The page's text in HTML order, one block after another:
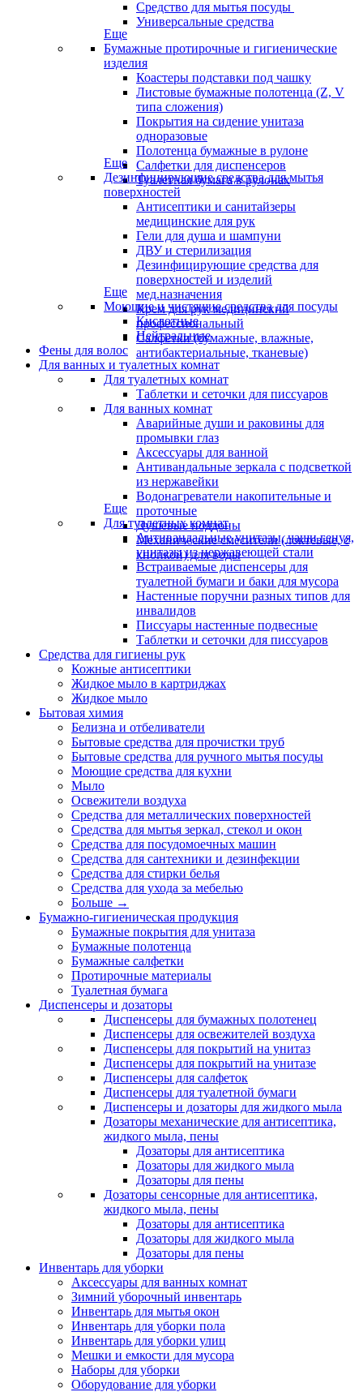
Средство для мытья посуды
Универсальные средства
Еще
Бумажные протирочные и гигиенические
изделия
Коастеры подставки под чашку
Листовые бумажные полотенца (Z, V
типа сложения)
Покрытия на сидение унитаза
одноразовые
Полотенца бумажные в рулоне
Салфетки для диспенсеров
Туалетная бумага в рулонах
Еще
Дезинфицирующие средства для мытья
поверхностей
Антисептики и санитайзеры
медицинские для рук
Гели для душа и шампуни
ДВУ и стерилизация
Дезинфицирующие средства для
поверхностей и изделий
мед.назначения
Крем для рук медицинский
профессиональный
Салфетки (бумажные, влажные,
антибактериальные, тканевые)
Еще
Моющие и чистящие средства для посуды
Кислотные
Нейтральные
Фены для волос
Для ванных и туалетных комнат
Для туалетных комнат
Таблетки и сеточки для писсуаров
Для ванных комнат
Аварийные души и раковины для
промывки глаз
Аксессуары для ванной
Антивандальные зеркала с подсветкой
из нержавейки
Водонагреватели накопительные и
проточные
Душевые поддоны
Механические смесители (локтевые, с
кнопкой) для воды
Еще
Для туалетных комнат
Антивандальные унитазы, чаши генуя,
унитазы из нержавеющей стали
Встраиваемые диспенсеры для
туалетной бумаги и баки для мусора
Настенные поручни разных типов для
инвалидов
Писсуары настенные подвесные
Таблетки и сеточки для писсуаров
Средства для гигиены рук
Кожные антисептики
Жидкое мыло в картриджах
Жидкое мыло
Бытовая химия
Белизна и отбеливатели
Бытовые средства для прочистки труб
Бытовые средства для ручного мытья посуды
Моющие средства для кухни
Мыло
Освежители воздуха
Средства для металлических поверхностей
Средства для мытья зеркал, стекол и окон
Средства для посудомоечных машин
Средства для сантехники и дезинфекции
Средства для стирки белья
Средства для ухода за мебелью
Больше →
Бумажно-гигиеническая продукция
Бумажные покрытия для унитаза
Бумажные полотенца
Бумажные салфетки
Протирочные материалы
Туалетная бумага
Диспенсеры и дозаторы
Диспенсеры для бумажных полотенец
Диспенсеры для освежителей воздуха
Диспенсеры для покрытий на унитаз
Диспенсеры для покрытий на унитазе
Диспенсеры для салфеток
Диспенсеры для туалетной бумаги
Диспенсеры и дозаторы для жидкого мыла
Дозаторы механические для антисептика,
жидкого мыла, пены
Дозаторы для антисептика
Дозаторы для жидкого мыла
Дозаторы для пены
Дозаторы сенсорные для антисептика,
жидкого мыла, пены
Дозаторы для антисептика
Дозаторы для жидкого мыла
Дозаторы для пены
Инвентарь для уборки
Аксессуары для ванных комнат
Зимний уборочный инвентарь
Инвентарь для мытья окон
Инвентарь для уборки пола
Инвентарь для уборки улиц
Мешки и емкости для мусора
Наборы для уборки
Оборудование для уборки